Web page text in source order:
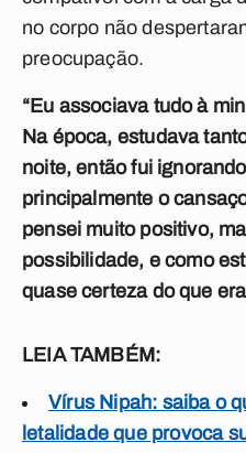
no corpo não
preocupação.
“Eu associava tudo à
Na época, estudava
noite, então fui
principalmente o
pensei muito positivo,
possibilidade, e como
quase certeza do que
LEIA TAMBÉM:
Vírus Nipah: saiba o
letalidade que provoca